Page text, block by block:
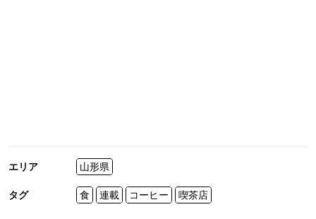
エリア 山形県
タグ 食 連載 コーヒー 喫茶店